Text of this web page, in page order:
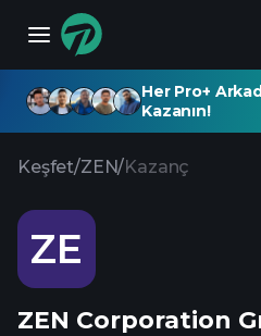
Her Pro+
Kazanın!
Keşfet/ZEN/Kazanç
ZE
ZEN Corporation